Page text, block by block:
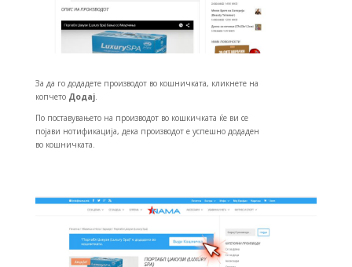
За да го додадете производот во кошничката, кликнете на
копчето Додај.
По поставувањето на производот во кошкичката ќе ви се
појави нотификација, дека производот е успешно додаден
во кошничката.